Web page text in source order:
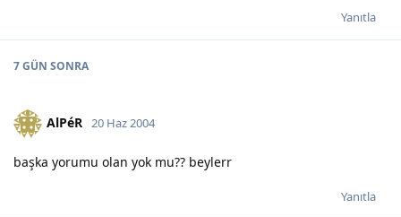
Yanıtla
7 GÜN SONRA
AlPéR 20 Haz 2004
başka yorumu olan yok mu?? beylerr
Yanıtla